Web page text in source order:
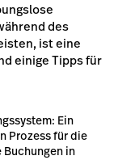
des
ist eine
einige Tipps für
Ein
Prozess für die
in